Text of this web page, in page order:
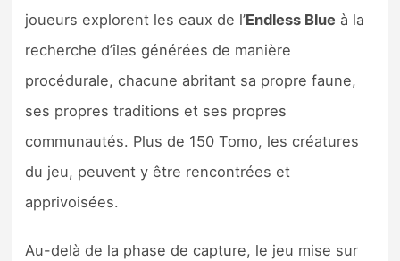
joueurs explorent les eaux de l’Endless Blue à la
recherche d’îles générées de manière
procédurale, chacune abritant sa propre faune,
ses propres traditions et ses propres
communautés. Plus de 150 Tomo, les créatures
du jeu, peuvent y être rencontrées et
apprivoisées.
Au-delà de la phase de capture, le jeu mise sur